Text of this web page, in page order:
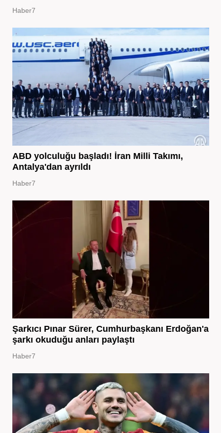
Haber7
ABD yolculuğu başladı! İran Milli Takımı,
Antalya'dan ayrıldı
Haber7
Şarkıcı Pınar Sürer, Cumhurbaşkanı Erdoğan'a
şarkı okuduğu anları paylaştı
Haber7